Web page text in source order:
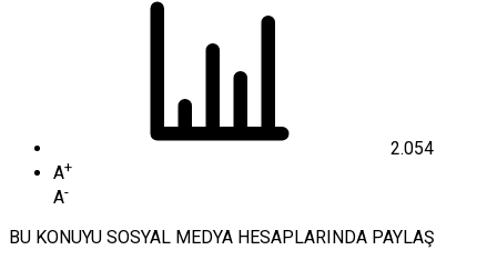
2.054
A+
A-
BU KONUYU SOSYAL MEDYA HESAPLARINDA PAYLAŞ